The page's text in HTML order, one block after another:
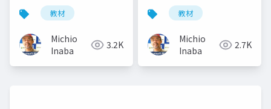
教材
Michio
Inaba
3.2K
教材
Michio
Inaba
2.7K